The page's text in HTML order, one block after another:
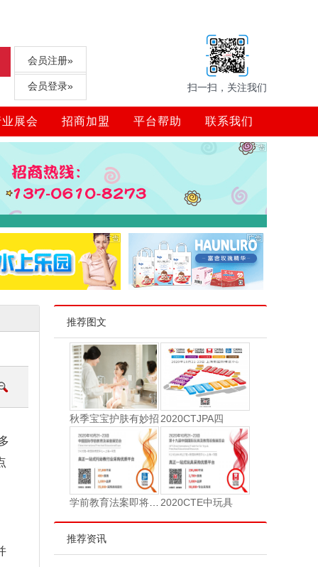
会员注册»
会员登录» 扫一扫，关注我们
展会 招商加盟 平台帮助 联系我们
推荐图文
秋季宝宝护肤有妙招 2020CTJPA四
2020CTE中玩具
推荐资讯